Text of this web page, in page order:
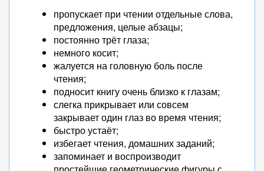
пропускает при чтении отдельные слова,
предложения, целые абзацы;
постоянно трёт глаза;
немного косит;
жалуется на головную боль после
чтения;
подносит книгу очень близко к глазам;
слегка прикрывает или совсем
закрывает один глаз во время чтения;
быстро устаёт;
избегает чтения, домашних заданий;
запоминает и воспроизводит